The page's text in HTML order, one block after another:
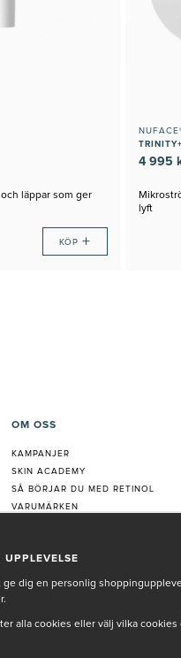
läppar som ger
KÖP +
4 995
lyft
OM OSS
KAMPANJER
SKIN ACADEMY
SÅ BÖRJAR DU MED RETINOL
VARUMÄRKEN
VÅR PERSONAL
dig en personlig
alla cookies eller välj vilka